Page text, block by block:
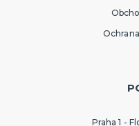
Praha 1 -